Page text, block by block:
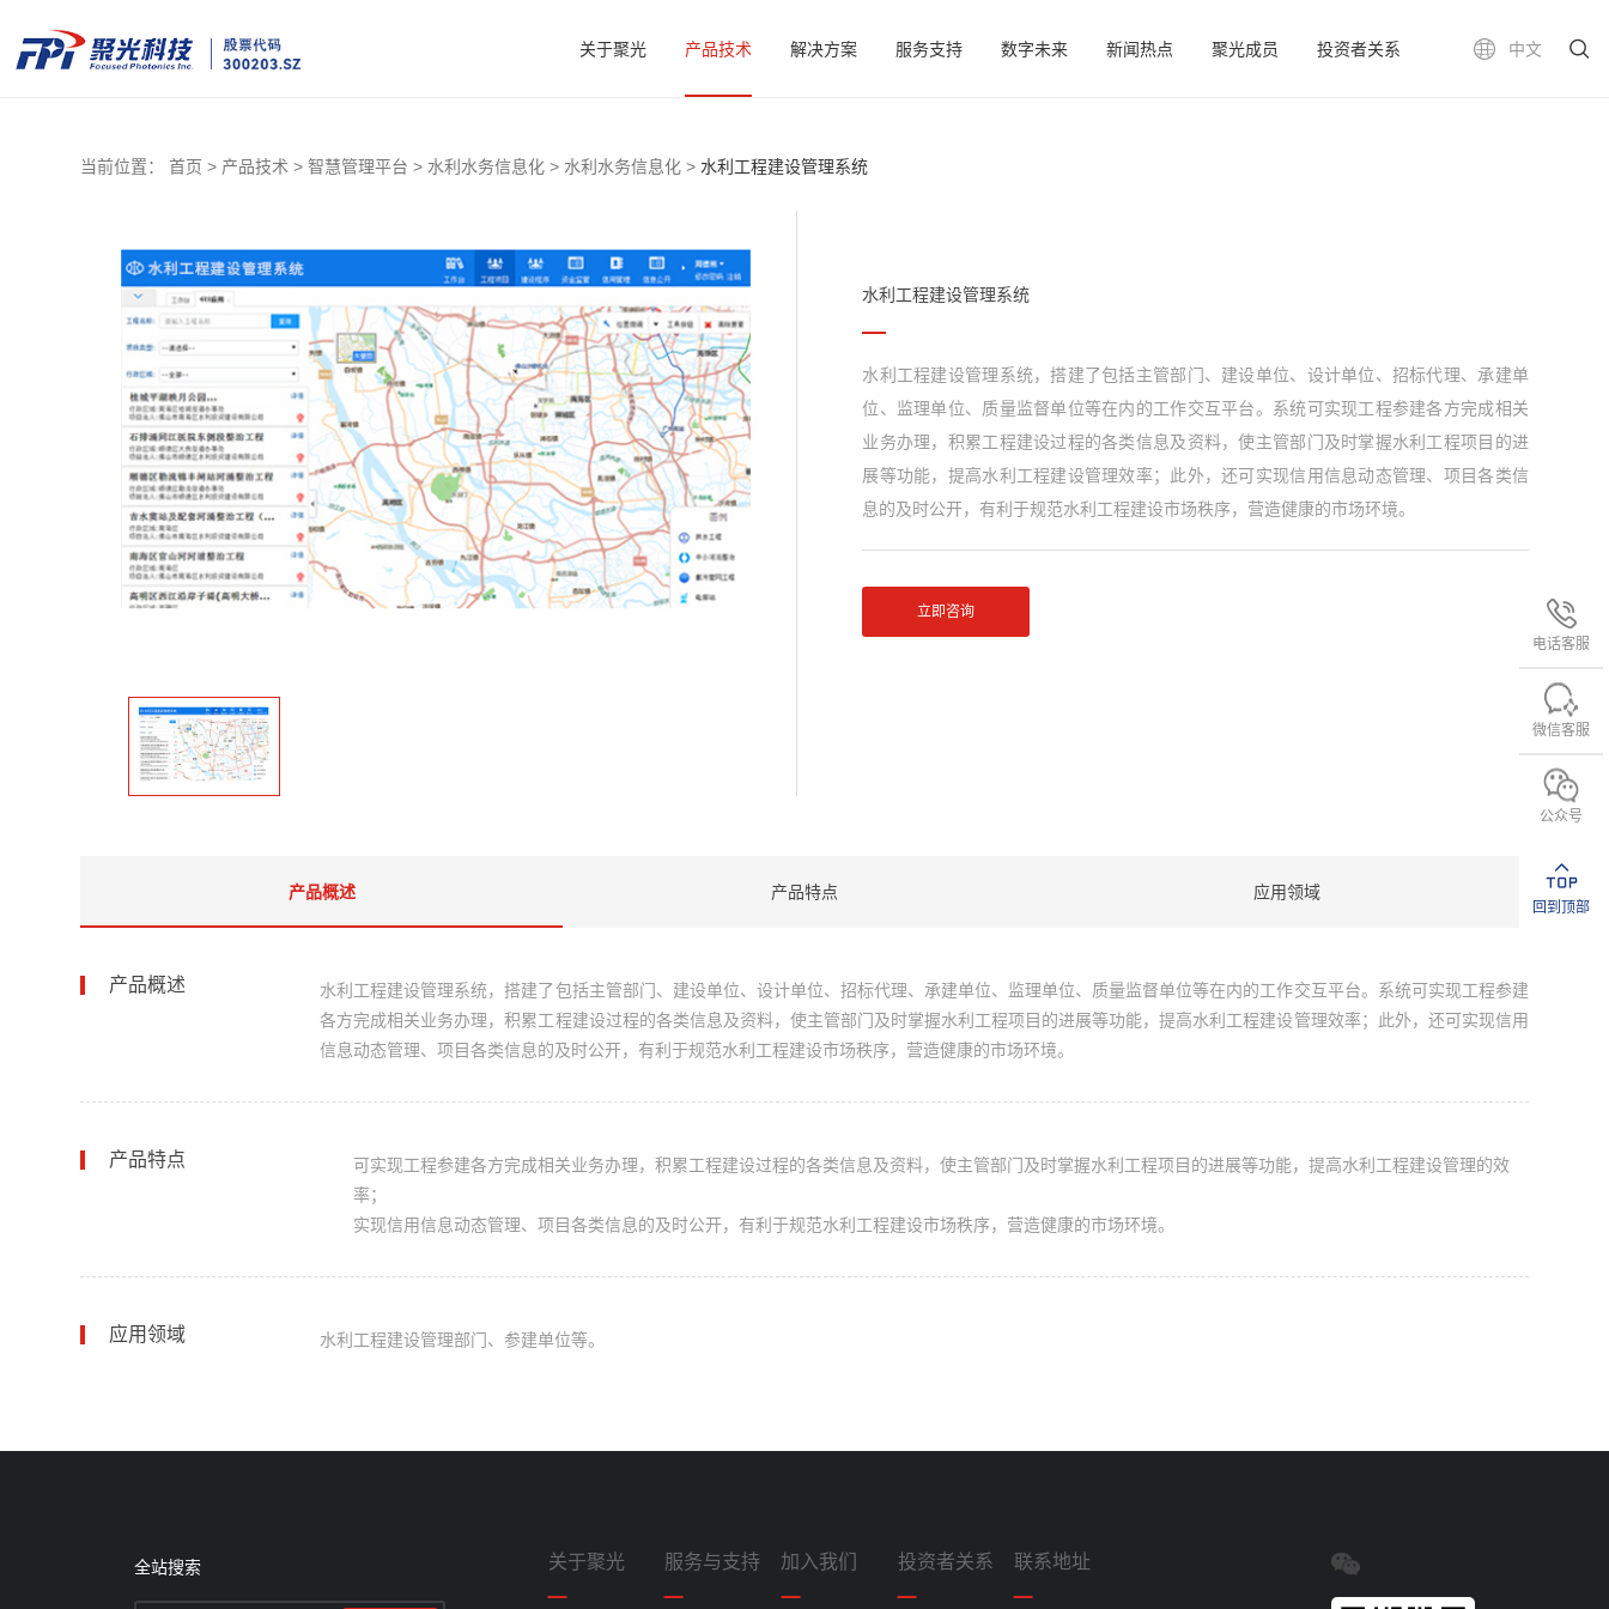
中文
关于聚光 产品技术 解决方案 服务支持 数字未来 新闻热点 聚光成员 投资者关系
电话客服
微信客服
公众号
回到顶部
当前位置： 首页 > 产品技术 > 智慧管理平台 > 水利水务信息化 > 水利水务信息化 > 水利工程建设管理系统
水利工程建设管理系统
水利工程建设管理系统，搭建了包括主管部门、建设单位、设计单位、招标代理、承建单
位、监理单位、质量监督单位等在内的工作交互平台。系统可实现工程参建各方完成相关
业务办理，积累工程建设过程的各类信息及资料，使主管部门及时掌握水利工程项目的进
展等功能，提高水利工程建设管理效率；此外，还可实现信用信息动态管理、项目各类信
息的及时公开，有利于规范水利工程建设市场秩序，营造健康的市场环境。
立即咨询
产品概述 产品特点 应用领域
产品概述
水利工程建设管理系统，搭建了包括主管部门、建设单位、设计单位、招标代理、承建单位、监理单位、质量监督单位等在内的工作交互平台。系统可实现工程参建
各方完成相关业务办理，积累工程建设过程的各类信息及资料，使主管部门及时掌握水利工程项目的进展等功能，提高水利工程建设管理效率；此外，还可实现信用
信息动态管理、项目各类信息的及时公开，有利于规范水利工程建设市场秩序，营造健康的市场环境。
产品特点
可实现工程参建各方完成相关业务办理，积累工程建设过程的各类信息及资料，使主管部门及时掌握水利工程项目的进展等功能，提高水利工程建设管理的效
率；
实现信用信息动态管理、项目各类信息的及时公开，有利于规范水利工程建设市场秩序，营造健康的市场环境。
应用领域 水利工程建设管理部门、参建单位等。
全站搜索 关于聚光 服务与支持 加入我们 投资者关系 联系地址